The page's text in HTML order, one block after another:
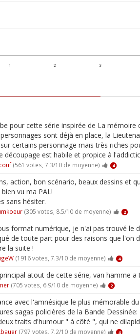
1 2 3
pour cette série inspirée de La mémoire
sont déjà en place, la
certains personnage mais très riches
découpage est habile et propice à
(561 votes, 7.3/10 de moyenne) 4
action, bon scénario, beaux dessins et
vu ma PAL!
sans hésiter.
(305 votes, 8.5/10 de moyenne) 2
format numérique, je n'ai pas trouvé le
de toute part pour des raisons que
la suite !
(1916 votes, 7.3/10 de moyenne) 4
atout de cette série, van hamme
(705 votes, 6.9/10 de moyenne) 2
avec l'amnésique le plus mémorable
sagas policières de la Bande
traits d'humour " à côté ", qui ne
(797 votes, 7.2/10 de moyenne) 4